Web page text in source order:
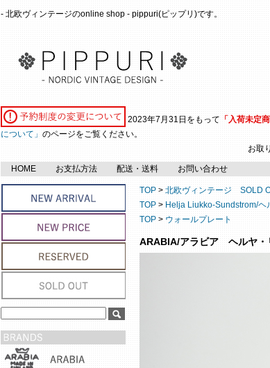
- 北欧ヴィンテージのonline shop - pippuri(ピップリ)です。
2023年7月31日をもって 「入荷未定
について」 のページをご覧ください。
お取
HOME お支払方法 配送・送料 お問い合わせ
TOP > 北欧ヴィンテージ SOLD
TOP > Helja Liukko-Sundstrom/ヘ
TOP > ウォールプレート
ARABIA/アラビア ヘルヤ・